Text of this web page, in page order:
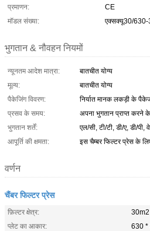
प्रमाणन:
CE
मॉडल संख्या:
एक्सक्यू30/
भुगतान & नौवहन नियमों
न्यूनतम आदेश मात्रा:
बातचीत योग्य
मूल्य:
बातचीत योग्य
पैकेजिंग विवरण:
निर्यात मानक लकड़ी के
प्रसव के समय:
अपना भुगतान प्राप्त करने
भुगतान शर्तें:
एल/सी, टी/टी, डी/ए, डी/पी,
आपूर्ति की क्षमता:
इस चैम्बर फिल्टर प्रेस के
वर्णन
चैंबर फिल्टर प्रेस
फ़िल्टर क्षेत्र:
30m2
प्लेट का आकार:
630 *